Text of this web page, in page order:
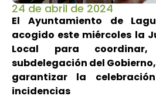
24 de abril de 2024
El Ayuntamiento de
acogido este miércoles la
Local para
subdelegación del
garantizar la
incidencias